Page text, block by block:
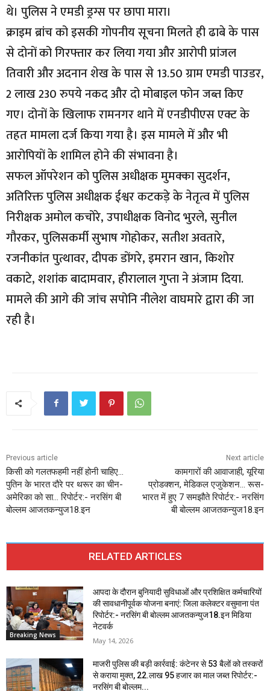
थे। पुलिस ने एमडी ड्रग्स पर छापा मारा।
क्राइम ब्रांच को इसकी गोपनीय सूचना मिलते ही ढाबे के पास
से दोनों को गिरफ्तार कर लिया गया और आरोपी प्रांजल
तिवारी और अदनान शेख के पास से 13.50 ग्राम एमडी पाउडर,
2 लाख 230 रुपये नकद और दो मोबाइल फोन जब्त किए
गए। दोनों के खिलाफ रामनगर थाने में एनडीपीएस एक्ट के
तहत मामला दर्ज किया गया है। इस मामले में और भी
आरोपियों के शामिल होने की संभावना है।
सफल ऑपरेशन को पुलिस अधीक्षक मुमक्का सुदर्शन,
अतिरिक्त पुलिस अधीक्षक ईश्वर कटकड़े के नेतृत्व में पुलिस
निरीक्षक अमोल कचोरे, उपाधीक्षक विनोद भुरले, सुनील
गौरकर, पुलिसकर्मी सुभाष गोहोकर, सतीश अवतारे,
रजनीकांत पुत्थावर, दीपक डोंगरे, इमरान खान, किशोर
वकाटे, शशांक बादामवार, हीरालाल गुप्ता ने अंजाम दिया.
मामले की आगे की जांच सपोनि नीलेश वाघमारे द्वारा की जा
रही है।
Previous article
किसी को गलतफहमी नहीं होनी चाहिए…
पुतिन के भारत दौरे पर थरूर का चीन-
अमेरिका को सा… रिपोर्टर:- नरसिंग बी
बोल्लम आजतकन्युज18.इन
Next article
कामगारों की आवाजाही, यूरिया
प्रोडक्शन, मेडिकल एजुकेशन… रूस-
भारत में हुए 7 समझौते रिपोर्टर:- नरसिंग
बी बोल्लम आजतकन्युज18.इन
RELATED ARTICLES
Breaking News
आपदा के दौरान बुनियादी सुविधाओं और प्रशिक्षित कर्मचारियों
की सावधानीपूर्वक योजना बनाएं: जिला कलेक्टर वसुमाना पंत
रिपोर्टर:- नरसिंग बी बोल्लम आजतकन्युज18.इन मिडिया
नेटवर्क
May 14, 2026
माजरी पुलिस की बड़ी कार्रवाई: कंटेनर से 53 बैलों को तस्करों
से कराया मुक्त, 22.लाख 95 हजार का माल जब्त रिपोर्टर:-
नरसिंग बी बोल्लम...